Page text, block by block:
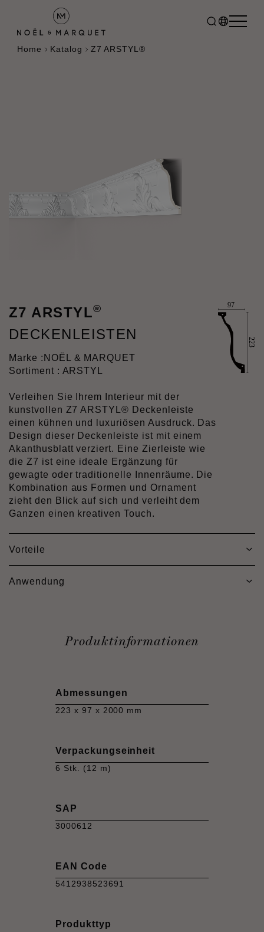
Home Katalog Z7 ARSTYL®
Z7 ARSTYL®
DECKENLEISTEN
Marke : NOËL & MARQUET
Sortiment : ARSTYL
Verleihen Sie Ihrem Interieur mit der
kunstvollen Z7 ARSTYL® Deckenleiste
einen kühnen und luxuriösen Ausdruck. Das
Design dieser Deckenleiste ist mit einem
Akanthusblatt verziert. Eine Zierleiste wie
die Z7 ist eine ideale Ergänzung für
gewagte oder traditionelle Innenräume. Die
Kombination aus Formen und Ornament
zieht den Blick auf sich und verleiht dem
Ganzen einen kreativen Touch.
Vorteile
Anwendung
Produktinformationen
Abmessungen
223 x 97 x 2000 mm
Verpackungseinheit
6 Stk. (12 m)
SAP
3000612
EAN Code
5412938523691
Produkttyp